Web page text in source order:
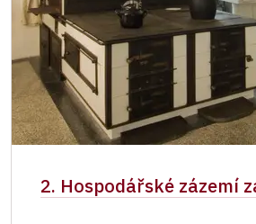
2. Hospodářské zázemí